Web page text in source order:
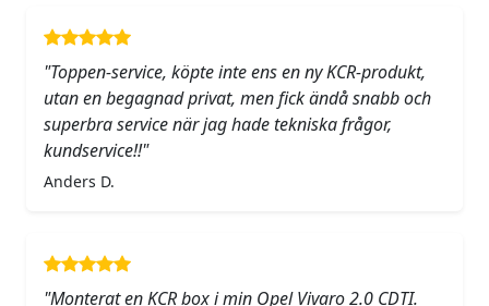
"Toppen-service, köpte inte ens en ny KCR-produkt,
utan en begagnad privat, men fick ändå snabb och
superbra service när jag hade tekniska frågor,
kundservice!!"
Anders D.
"Monterat en KCR box i min Opel Vivaro 2.0 CDTI.